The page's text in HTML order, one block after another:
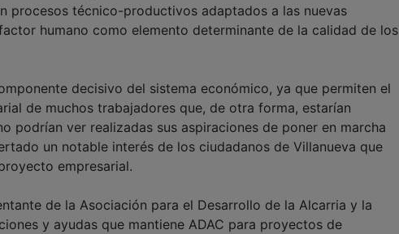
procesos técnico-productivos adaptados a las nuevas
humano como elemento determinante de la calidad de los
decisivo del sistema económico, ya que permiten el
de muchos trabajadores que, de otra forma, estarían
podrían ver realizadas sus aspiraciones de poner en marcha
un notable interés de los ciudadanos de Villanueva que
empresarial.
de la Asociación para el Desarrollo de la Alcarria y la
y ayudas que mantiene ADAC para proyectos de